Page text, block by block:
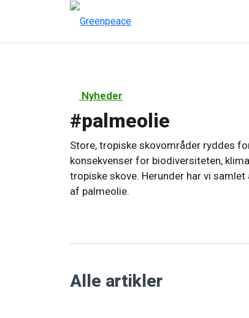
Nyheder
#palmeolie
Store, tropiske skovområder ryddes
konsekvenser for biodiversiteten,
tropiske skove. Herunder har vi
af palmeolie.
Alle artikler